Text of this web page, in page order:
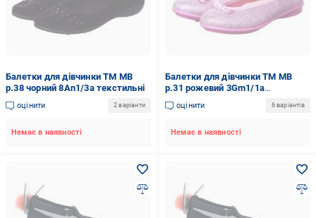
Балетки для дівчинки ТМ МВ
р.38 чорний 8An1/3a текстильні
оцінити 2 варіанти
Немає в наявності
Балетки для дівчинки ТМ МВ
р.31 рожевий 3Gm1/1a
текстильні
оцінити 6 варіантів
Немає в наявності